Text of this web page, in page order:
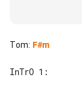
Tom: F#m
InTrO 1: